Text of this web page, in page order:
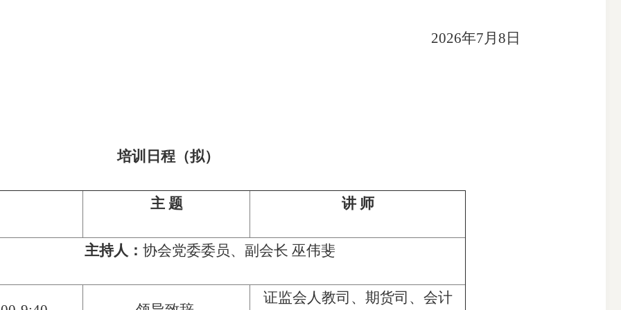
2026年7月 8 日
培训日程（拟）
主 题 讲 师
主持人： 协会党委委员、副会长 巫伟斐
证监会人教司、期货司、会计